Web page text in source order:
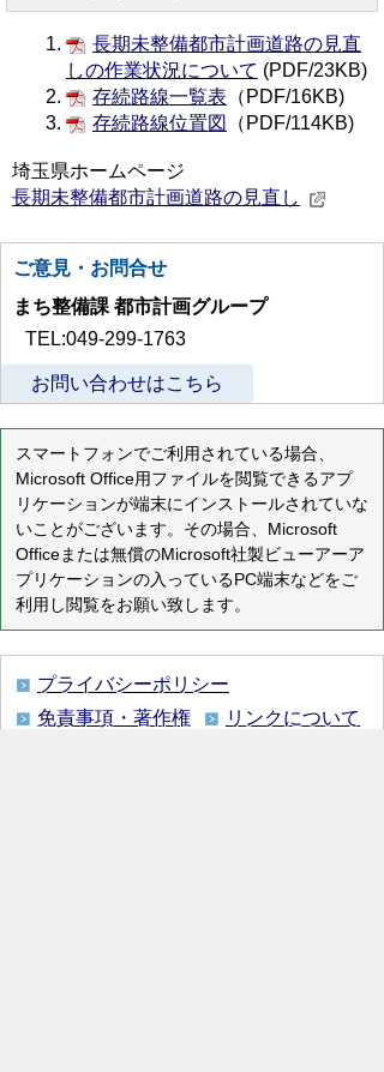
長期未整備都市計画道路の見直
しの作業状況について (PDF/23KB)
存続路線一覧表 （PDF/16KB)
存続路線位置図
（PDF/114KB)
埼玉県ホームページ
長期未整備都市計画道路の見直し
ご意見・お問合せ
まち整備課 都市計画グループ
TEL:049-299-1763
お問い合わせはこちら
スマートフォンでご利用されている場合、
Microsoft Office用ファイルを閲覧できるアプ
リケーションが端末にインストールされていな
いことがございます。その場合、Microsoft
Officeまたは無償のMicrosoft社製ビューアーア
プリケーションの入っているPC端末などをご
利用し閲覧をお願い致します。
プライバシーポリシー
免責事項・著作権
リンクについて